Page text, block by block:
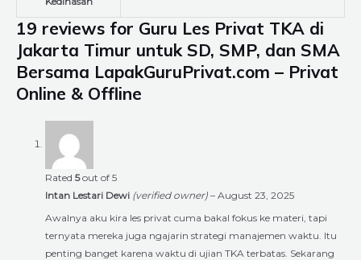
19 reviews for Guru Les Privat TKA di
Jakarta Timur untuk SD, SMP, dan SMA
Bersama LapakGuruPrivat.com – Privat
Online & Offline
Rated 5out of 5
Intan Lestari Dewi (verified owner) – August 23, 2025
Awalnya aku kira les privat cuma bakal fokus ke materi, tapi
ternyata mereka juga ngajarin strategi manajemen waktu. Itu
penting banget karena waktu di ujian TKA terbatas. Sekarang